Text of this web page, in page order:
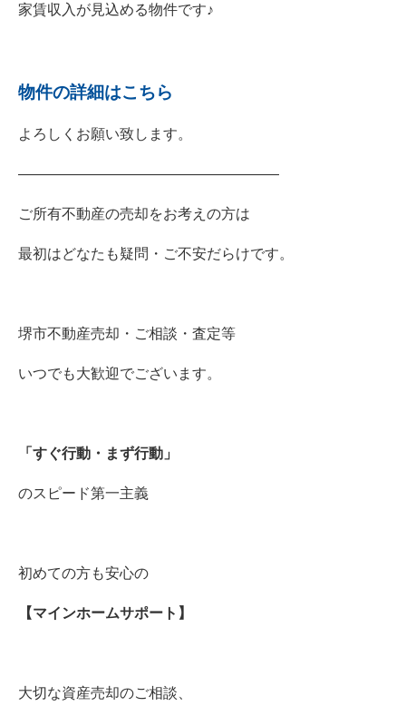
家賃収入が見込める物件です♪
物件の詳細はこちら
よろしくお願い致します。
――――――――――――――――――
ご所有不動産の売却をお考えの方は
最初はどなたも疑問・ご不安だらけです。
堺市不動産売却・ご相談・査定等
いつでも大歓迎でございます。
「すぐ行動・まず行動」
のスピード第一主義
初めての方も安心の
【マインホームサポート】
大切な資産売却のご相談、